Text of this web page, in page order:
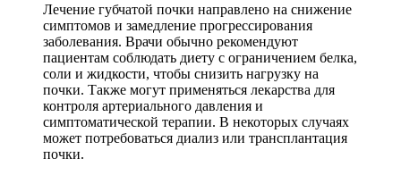
Лечение губчатой почки направлено на снижение
симптомов и замедление прогрессирования
заболевания. Врачи обычно рекомендуют
пациентам соблюдать диету с ограничением белка,
соли и жидкости, чтобы снизить нагрузку на
почки. Также могут применяться лекарства для
контроля артериального давления и
симптоматической терапии. В некоторых случаях
может потребоваться диализ или трансплантация
почки.